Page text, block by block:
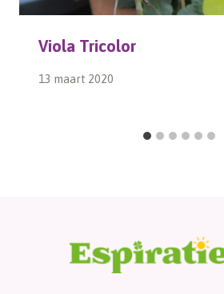
Viola Tricolor
13 maart 2020